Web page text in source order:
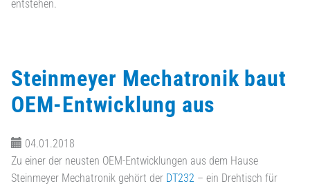
entstehen.
Steinmeyer Mechatronik baut
OEM-Entwicklung aus
04.01.2018
Zu einer der neusten OEM-Entwicklungen aus dem Hause
Steinmeyer Mechatronik gehört der DT232 – ein Drehtisch für